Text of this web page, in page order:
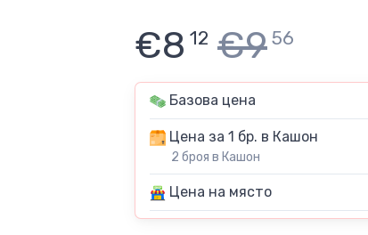
€8 12 €9 56
Базова цена
Цена за 1 бр. в Кашон
2 броя в Кашон
Цена на място